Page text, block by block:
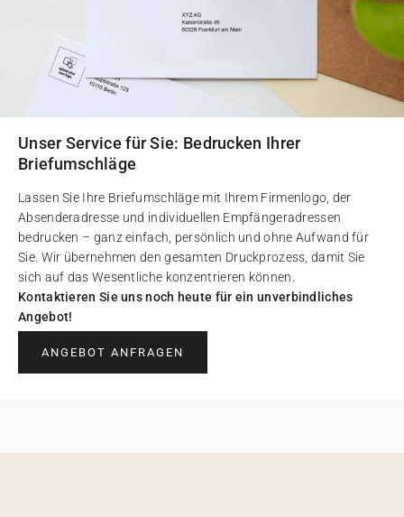
Unser Service für Sie: Bedrucken Ihrer
Briefumschläge
Lassen Sie Ihre Briefumschläge mit Ihrem Firmenlogo, der
Absenderadresse und individuellen Empfängeradressen
bedrucken – ganz einfach, persönlich und ohne Aufwand für
Sie. Wir übernehmen den gesamten Druckprozess, damit Sie
sich auf das Wesentliche konzentrieren können.
Kontaktieren Sie uns noch heute für ein unverbindliches
Angebot!
ANGEBOT ANFRAGEN